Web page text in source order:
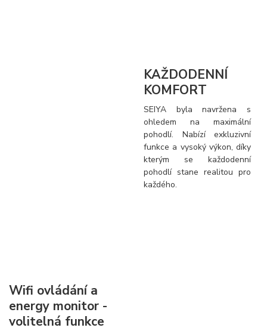
KAŽDODENNÍ
KOMFORT
SEIYA byla navržena s
ohledem na maximální
pohodlí. Nabízí exkluzivní
funkce a vysoký výkon, díky
kterým se každodenní
pohodlí stane realitou pro
každého.
Wifi ovládání a
energy monitor -
volitelná funkce